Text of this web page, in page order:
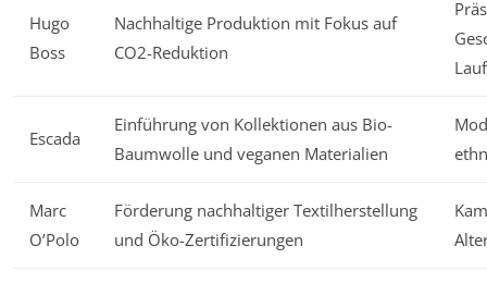
Hugo
Boss
Nachhaltige Produktion mit Fokus auf
CO2-Reduktion
Escada
Einführung von Kollektionen aus Bio-
Baumwolle und veganen Materialien
Marc
O’Polo
Förderung nachhaltiger Textilherstellung
und Öko-Zertifizierungen